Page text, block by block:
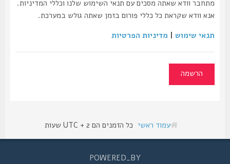
מתחבר וודא שאתה מסכים עם תנאי השימוש שלנו וכללי המדיניות.
אנא וודא שקראת כל כללי פורום בזמן שאתה גולש במערכת.
תנאי שימוש|מדיניות הפרטיות
הרשמה
עמוד ראשי כל הזמנים הם UTC + 2 שעות
POWERED_BY